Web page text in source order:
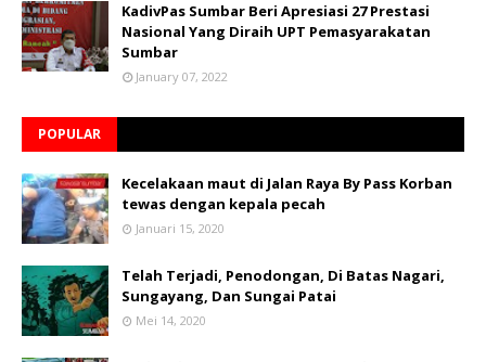
KadivPas Sumbar Beri Apresiasi 27 Prestasi
Nasional Yang Diraih UPT Pemasyarakatan
Sumbar
January 07, 2022
POPULAR
Kecelakaan maut di Jalan Raya By Pass Korban
tewas dengan kepala pecah
Januari 15, 2020
Telah Terjadi, Penodongan, Di Batas Nagari,
Sungayang, Dan Sungai Patai
Mei 14, 2020